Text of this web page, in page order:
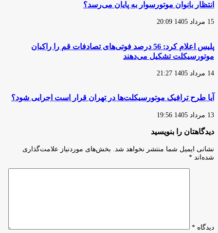
پلاک‌شده
توسط
پلیس
فرسوده‌اند
انتظار بانوان موتورسوار به پایان می‌رسد؟
15 مرداد 1405 20:09
پلیس اعلام کرد: 56 درصد فوتی‌های تصادفات قم را راکبان
موتورسیکلت تشکیل می‌دهند
14 مرداد 1405 21:27
آیا طرح ترافیک موتورسیکلت‌ها در تهران قرار است اجرایی شود؟
13 مرداد 1405 19:56
دیدگاهتان را بنویسید
نشانی ایمیل شما منتشر نخواهد شد.
بخش‌های موردنیاز علامت‌گذاری
شده‌اند *
دیدگاه *